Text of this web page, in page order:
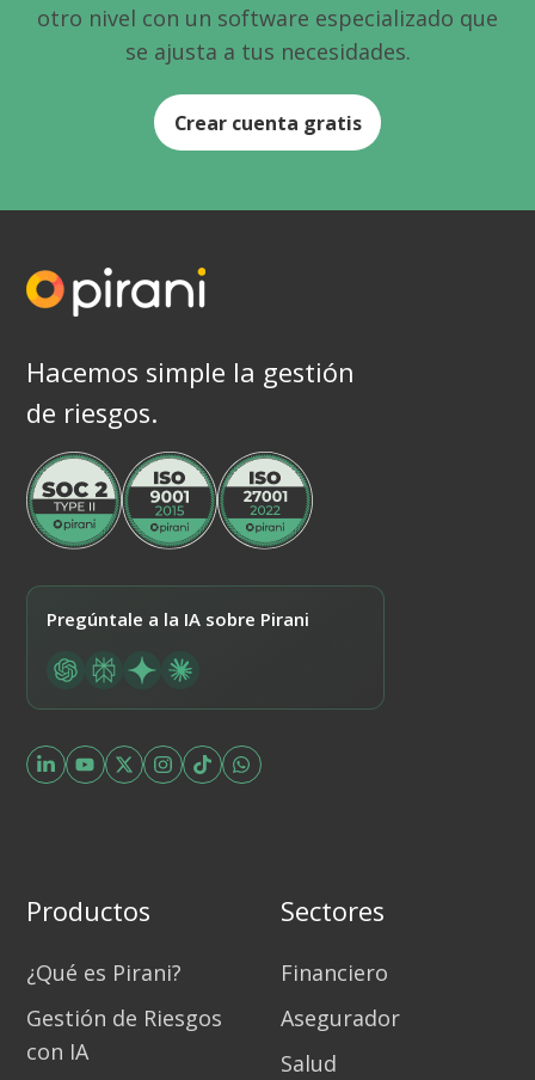
otro nivel con un software especializado que
se ajusta a tus necesidades.
Crear cuenta gratis
Hacemos simple la gestión
de riesgos.
Pregúntale a la IA sobre Pirani
Productos
¿Qué es Pirani?
Gestión de Riesgos
con IA
Sectores
Financiero
Asegurador
Salud